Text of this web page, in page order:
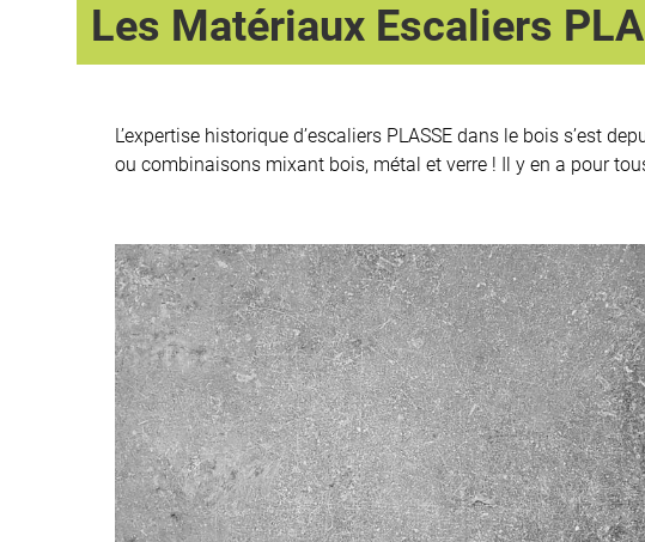
Les Matériaux Escaliers
L’expertise historique d’escaliers PLASSE dans le bois s’est
ou combinaisons mixant bois, métal et verre ! Il y en a pour